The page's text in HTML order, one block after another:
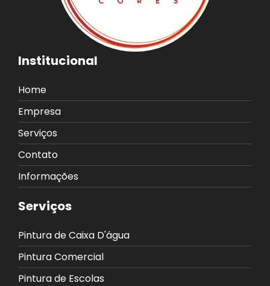
Institucional
Home
Empresa
Serviços
Contato
Informações
Serviços
Pintura de Caixa D'água
Pintura Comercial
Pintura de Escolas